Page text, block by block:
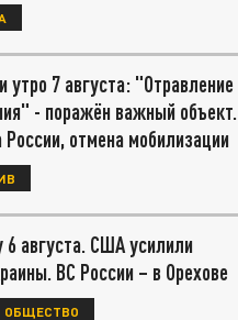
утро 7 августа: "Отравление
- поражён важный объект.
России, отмена мобилизации
6 августа. США усилили
ВС России – в Орехове
ОБЩЕСТВО